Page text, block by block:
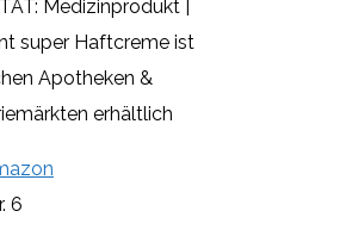
Medizinprodukt |
super Haftcreme ist
Apotheken &
erhältlich
6